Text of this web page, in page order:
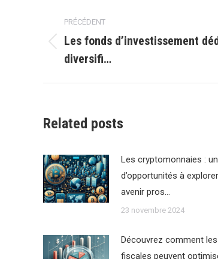
Navigation
article
PRÉCÉDENT
précédent
:
Les fonds d’investissement
diversifi…
Related posts
Les cryptomonnaies :
d’opportunités à
avenir pros…
23 novembre 2024
Découvrez comment
fiscales peuvent